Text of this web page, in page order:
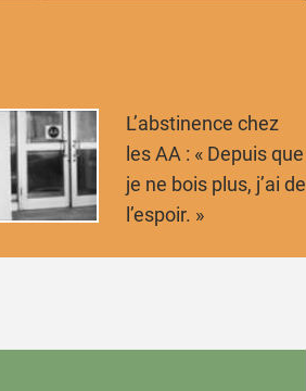
L’abstinence chez
les AA : « Depuis que
je ne bois plus, j’ai de
l’espoir. »